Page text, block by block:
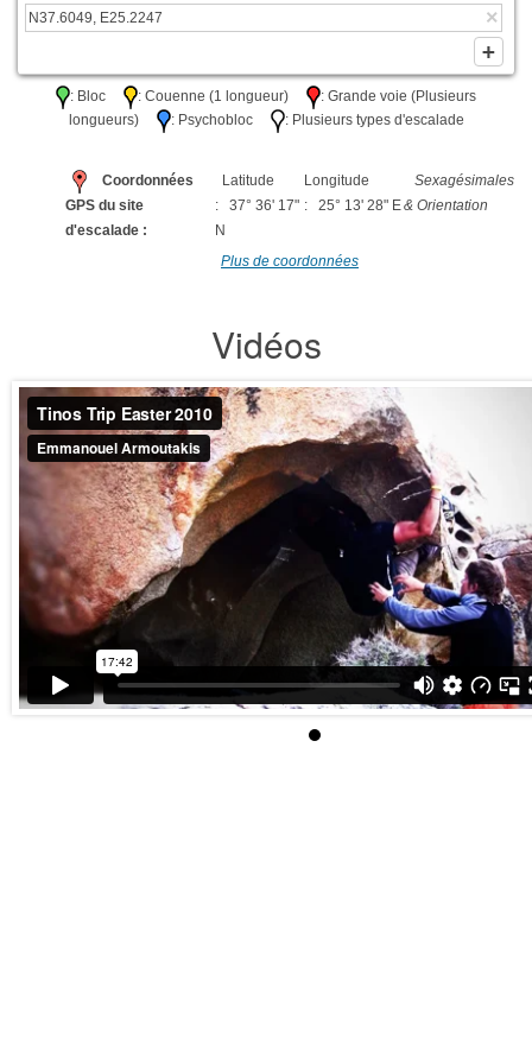
: Bloc : Couenne (1 longueur)
: Grande voie (Plusieurs
longueurs)
: Psychobloc : Plusieurs types d'escalade
Coordonnées
GPS du site
d'escalade :
Latitude
: 37° 36' 17"
N
Longitude
: 25° 13' 28" E
Sexagésimales
& Orientation
Plus de coordonnées
Vidéos